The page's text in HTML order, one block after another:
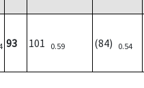
93 101 0.59 (84) 0.54